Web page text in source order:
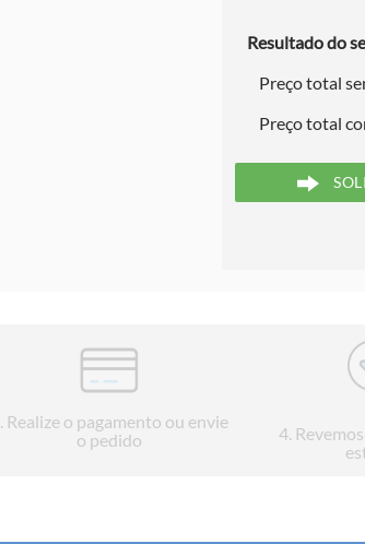
Resultado do
Preço total
Preço total
. Realize o pagamento ou envie
o pedido
4.